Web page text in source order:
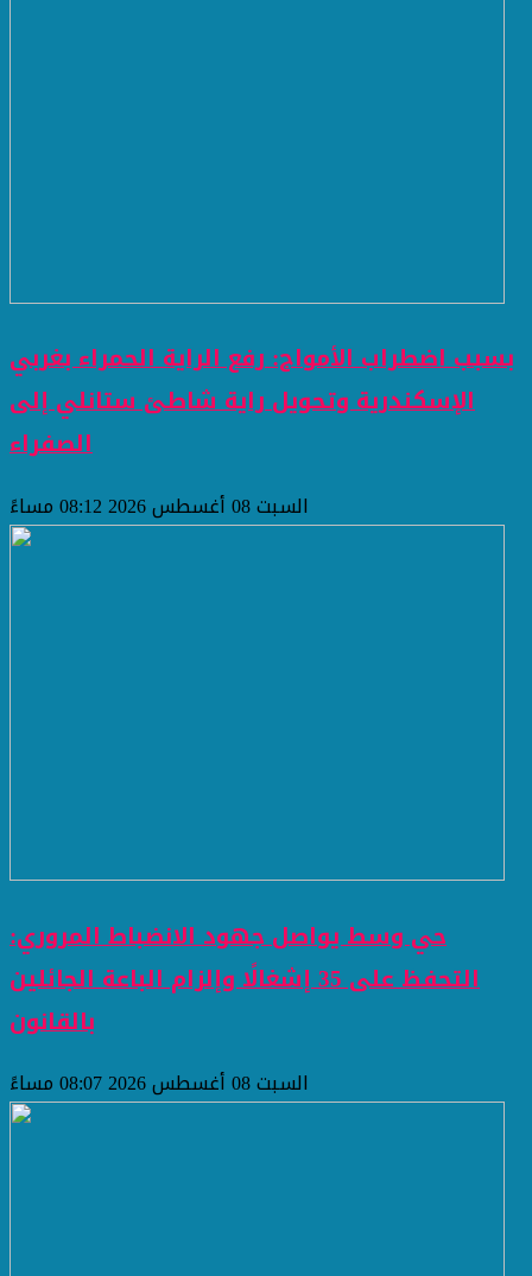
بسبب اضطراب الأمواج: رفع الراية الحمراء بغربي
الإسكندرية وتحويل راية شاطئ ستانلي إلى
الصفراء
السبت 08 أغسطس 2026 08:12 مساءً
حي وسط يواصل جهود الانضباط المروري:
التحفظ على 35 إشغالًا وإلزام الباعة الجائلين
بالقانون
السبت 08 أغسطس 2026 08:07 مساءً